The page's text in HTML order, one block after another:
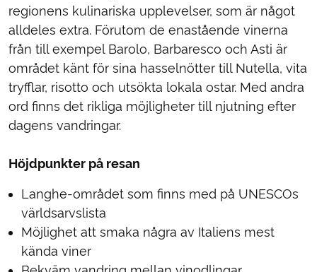
regionens kulinariska upplevelser, som är något
alldeles extra. Förutom de enastående vinerna
från till exempel Barolo, Barbaresco och Asti är
området känt för sina hasselnötter till Nutella, vita
tryfflar, risotto och utsökta lokala ostar. Med andra
ord finns det rikliga möjligheter till njutning efter
dagens vandringar.
Höjdpunkter på resan
Langhe-området som finns med på UNESCOs
världsarvslista
Möjlighet att smaka några av Italiens mest
kända viner